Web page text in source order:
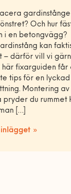
Och hur
i en betongvägg?
kan
– därför vill vi
fixarguiden får
tips för en lyckad
Montering av
pryder du rummet
[…]
inlägget »